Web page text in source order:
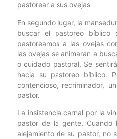
pastorear a sus ovejas
En segundo lugar, la
buscar el pastoreo bíblico
pastoreamos a las ovejas
las ovejas se animarán a
o cuidado pastoral. Se
hacia su pastoreo bíblico.
contencioso, recriminador,
pastor.
La insistencia carnal por la
pastor de la gente.
alejamiento de su pastor, no